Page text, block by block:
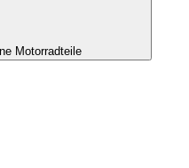
Motorradteile